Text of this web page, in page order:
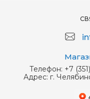
Телефон: +7
Адрес: г.